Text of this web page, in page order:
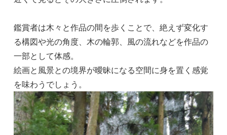
鑑賞者は木々と作品の間を歩くことで、絶えず変化す
る構図や光の角度、木の輪郭、風の流れなどを作品の
一部として体感。
絵画と風景との境界が曖昧になる空間に身を置く感覚
を味わうでしょう。